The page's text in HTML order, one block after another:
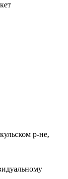
р-не,